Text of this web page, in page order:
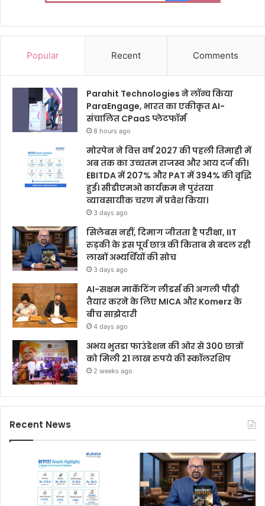
Popular Recent Comments
Parahit Technologies ने लॉन्च किया
ParaEngage, भारत का एकीकृत AI-
संचालित CPaaS प्लेटफॉर्म
8 hours ago
मोरपेन ने वित्त वर्ष 2027 की पहली तिमाही में
अब तक का उच्चतम राजस्व और आय दर्ज की।
EBITDA में 207% और PAT में 394% की वृद्धि
हुई। सीडीएमओ कार्यक्रम ने पुरंतया
व्यावसायीक चरण में प्रवेश किया।
3 days ago
सिलेबस नहीं, दिमाग जीतता है परीक्षा, IIT
रुड़की के इस पूर्व छात्र की किताब से बदल रही
लाखों अभ्यर्थियों की सोच
3 days ago
AI-सक्षम मार्केटिंग लीडर्स की अगली पीढ़ी
तैयार करने के लिए MICA और Komerz के
बीच साझेदारी
4 days ago
अभय भुतडा फाउंडेशन की ओर से 300 छात्रों
को मिली 21 लाख रुपये की स्कॉलरशिप
2 weeks ago
Recent News